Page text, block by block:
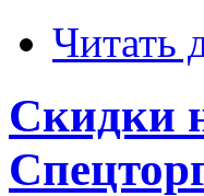
Читать
Скидки